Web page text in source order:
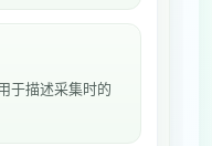
于描述采集时的